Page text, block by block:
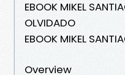
EBOOK MIKEL
OLVIDADO
EBOOK MIKEL
Overview